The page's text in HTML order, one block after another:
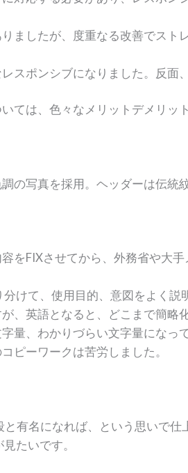
ましたが、度重なる改善でスト
ポンシブになりました。反面
ては、色々なメリットデメリッ
の写真を採用。ヘッダーは伝
をFIXさせてから、外務省や大
けて、使用目的、意図をよく
、英語となると、どこまで簡略
量、わかりづらい文字量になっ
ピーワークは苦労しました。
有名になれば、という思いで仕
たいです。